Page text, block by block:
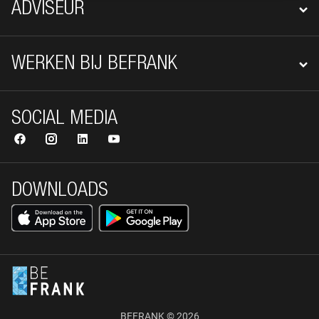
ADVISEUR
WERKEN BIJ BEFRANK
DOWNLOADS
SOCIAL MEDIA
BEFRANK © 2026